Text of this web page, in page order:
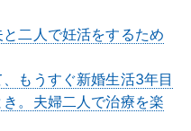
二人で妊活をするため
もうすぐ新婚生活3年目
。夫婦二人で治療を楽